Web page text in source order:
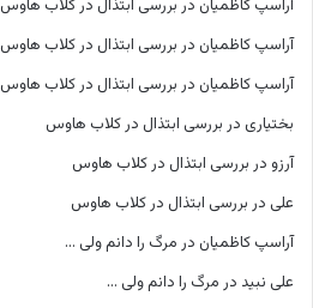
آراسپ کاظمیان در بررسی ابتذال در کلاب هاوس
آراسپ کاظمیان در بررسی ابتذال در کلاب هاوس
آراسپ کاظمیان در بررسی ابتذال در کلاب هاوس
بختیاری در بررسی ابتذال در کلاب هاوس
آرزو در بررسی ابتذال در کلاب هاوس
علی در بررسی ابتذال در کلاب هاوس
آراسپ کاظمیان در مرگ را دانم ولی …
علی نبید در مرگ را دانم ولی …